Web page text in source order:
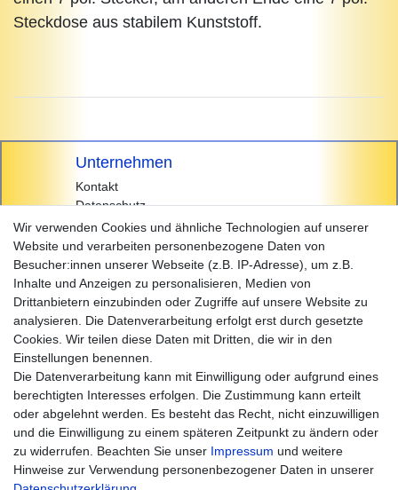
Steckdose aus stabilem Kunststoff.
Unternehmen
Kontakt
Datenschutz
AGB
Impressum
Einkaufen
Zahlungsarten
Versandarten & -kosten
Widerrufsrecht
Warenkorb
Zur Kasse
Hilfe
Wir verwenden Cookies und ähnliche Technologien auf unserer
Website und verarbeiten personenbezogene Daten von
Besucher:innen unserer Webseite (z.B. IP-Adresse), um z.B.
Inhalte und Anzeigen zu personalisieren, Medien von
Drittanbietern einzubinden oder Zugriffe auf unsere Website zu
analysieren. Die Datenverarbeitung erfolgt erst durch gesetzte
Cookies. Wir teilen diese Daten mit Dritten, die wir in den
Einstellungen benennen.
Die Datenverarbeitung kann mit Einwilligung oder aufgrund eines
berechtigten Interesses erfolgen. Die Zustimmung kann erteilt
oder abgelehnt werden. Es besteht das Recht, nicht einzuwilligen
und die Einwilligung zu einem späteren Zeitpunkt zu ändern oder
zu widerrufen. Beachten Sie unser Impressum und weitere
Hinweise zur Verwendung personenbezogener Daten in unserer